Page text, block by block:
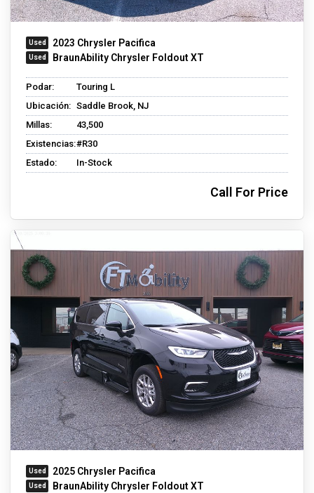
2023 Chrysler Pacifica
BraunAbility Chrysler Foldout XT
Podar:
Touring L
Ubicación: Saddle Brook, NJ
Millas:
43,500
Existencias:#R30
Estado:
In-Stock
Call For Price
2025 Chrysler Pacifica
BraunAbility Chrysler Foldout XT